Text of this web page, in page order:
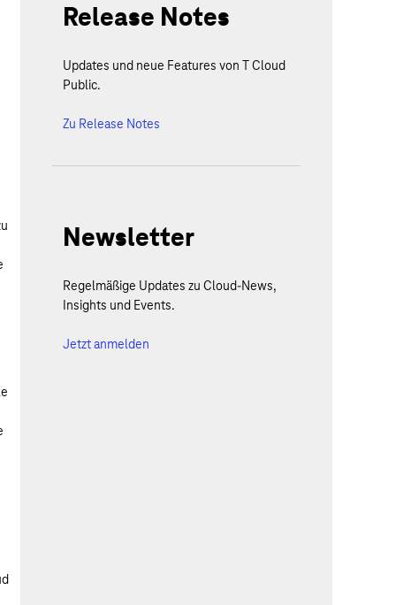
Release Notes
Updates und neue Features von T Cloud
Public.
Zu Release Notes
Newsletter
Regelmäßige Updates zu Cloud-News,
Insights und Events.
Jetzt anmelden